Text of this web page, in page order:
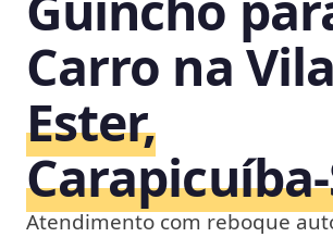
Carro na Vila
Ester,
Atendimento com reboque